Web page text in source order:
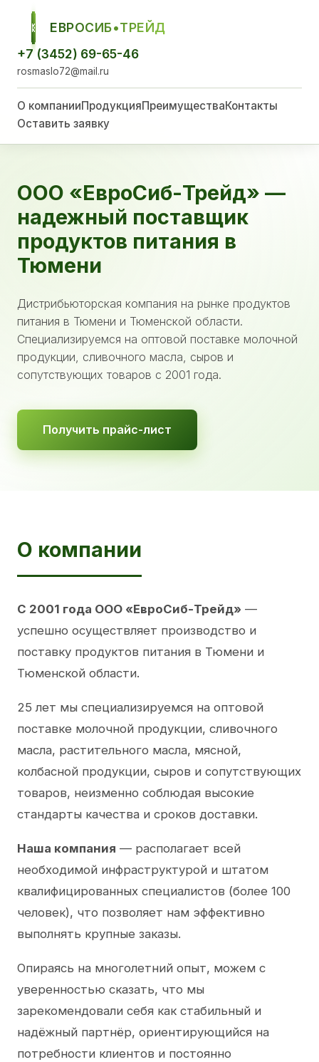
ЕСТ
ЕВРОСИБ•ТРЕЙД
+7 (3452) 69-65-46
rosmaslo72@mail.ru
О компанииПродукцияПреимуществаКонтакты
Оставить заявку
ООО «ЕвроСиб-Трейд» —
надежный поставщик
продуктов питания в
Тюмени
Дистрибьюторская компания на рынке продуктов
питания в Тюмени и Тюменской области.
Специализируемся на оптовой поставке молочной
продукции, сливочного масла, сыров и
сопутствующих товаров с 2001 года.
Получить прайс-лист
О компании
С 2001 года ООО «ЕвроСиб-Трейд» —
успешно осуществляет производство и
поставку продуктов питания в Тюмени и
Тюменской области.
25 лет мы специализируемся на оптовой
поставке молочной продукции, сливочного
масла, растительного масла, мясной,
колбасной продукции, сыров и сопутствующих
товаров, неизменно соблюдая высокие
стандарты качества и сроков доставки.
Наша компания — располагает всей
необходимой инфраструктурой и штатом
квалифицированных специалистов (более 100
человек), что позволяет нам эффективно
выполнять крупные заказы.
Опираясь на многолетний опыт, можем с
уверенностью сказать, что мы
зарекомендовали себя как стабильный и
надёжный партнёр, ориентирующийся на
потребности клиентов и постоянно